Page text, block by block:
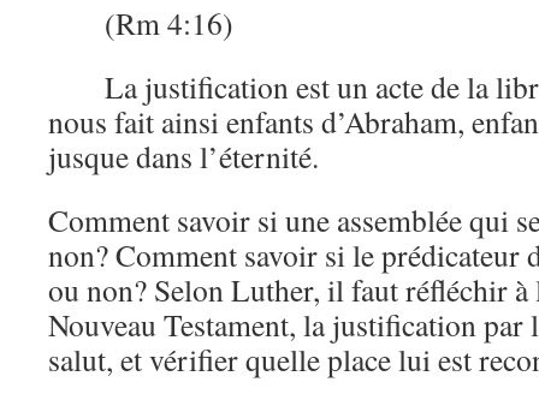
(Rm 4:16)
La justification est un acte de la
nous fait ainsi enfants d’Abraham,
jusque dans l’éternité.
Comment savoir si une assemblée qui
non? Comment savoir si le prédicateur
ou non? Selon Luther, il faut réfléchir à
Nouveau Testament, la justification par
salut, et vérifier quelle place lui est